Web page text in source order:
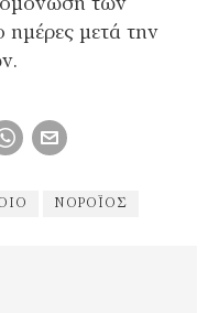
των
ημέρες μετά την
ΝΟΡΟΪΌΣ